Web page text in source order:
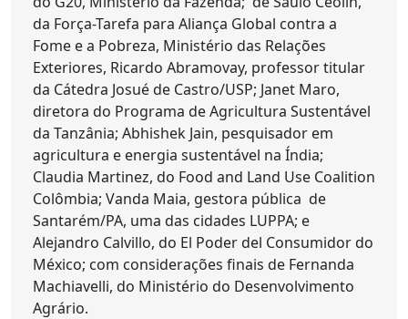
da Força-Tarefa para Aliança Global contra a
Fome e a Pobreza, Ministério das Relações
Exteriores, Ricardo Abramovay, professor titular
da Cátedra Josué de Castro/USP; Janet Maro,
diretora do Programa de Agricultura Sustentável
da Tanzânia; Abhishek Jain, pesquisador em
agricultura e energia sustentável na Índia;
Claudia Martinez, do Food and Land Use Coalition
Colômbia; Vanda Maia, gestora pública de
Santarém/PA, uma das cidades LUPPA; e
Alejandro Calvillo, do El Poder del Consumidor do
México; com considerações finais de Fernanda
Machiavelli, do Ministério do Desenvolvimento
Agrário.